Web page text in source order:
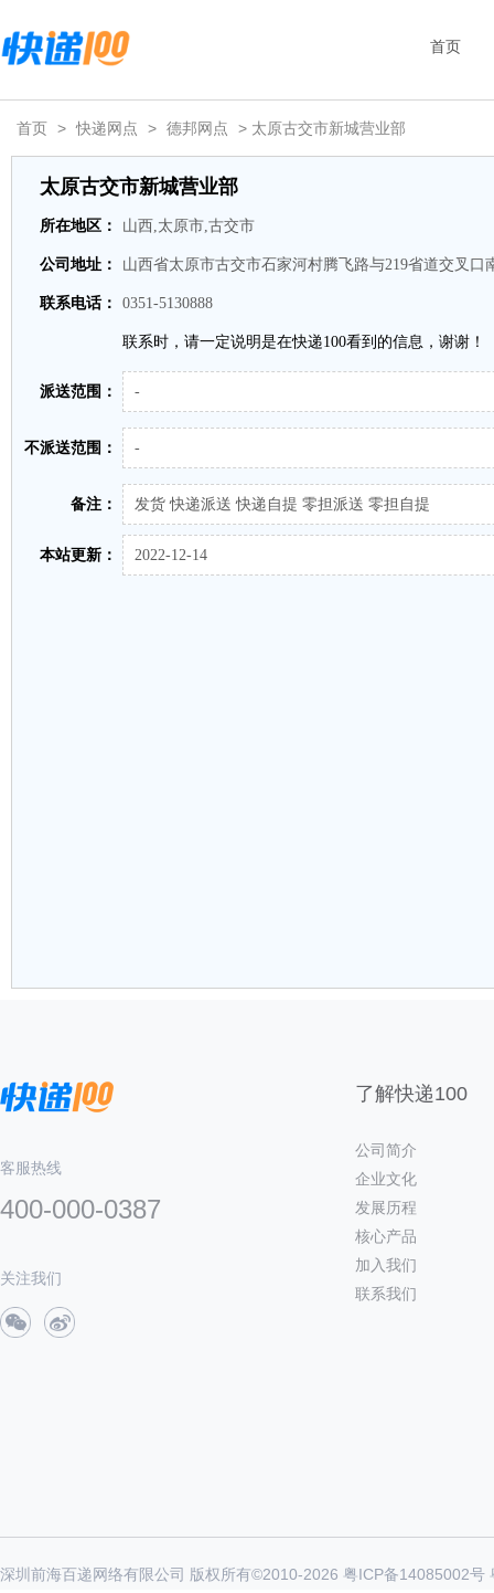
首页
首页 > 快递网点 > 德邦网点 > 太原古交市新城营业部
太原古交市新城营业部
所在地区： 山西,太原市,古交市
公司地址： 山西省太原市古交市石家河村腾飞路与219省道交叉口
联系电话： 0351-5130888
联系时，请一定说明是在快递100看到的信息，谢谢！
派送范围： -
不派送范围： -
备注： 发货 快递派送 快递自提 零担派送 零担自提
本站更新： 2022-12-14
客服热线
400-000-0387
关注我们
了解快递100
公司简介
企业文化
发展历程
核心产品
加入我们
联系我们
深圳前海百递网络有限公司 版权所有©2010-2026 粤ICP备14085002号